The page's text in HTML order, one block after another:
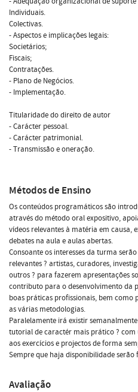
Individuais.
Colectivas.
- Aspectos e implicações legais:
Societários;
Fiscais;
Contratações.
- Plano de Negócios.
- Implementação.
Titularidade do direito de autor
- Carácter pessoal.
- Carácter patrimonial.
- Transmissão e oneração.
Métodos de Ensino
Os conteúdos programáticos são
através do método oral expositivo,
vídeos relevantes à matéria em causa,
debates na aula e aulas abertas.
Consoante os interesses da turma
relevantes ? artistas, curadores,
outros ? para fazerem apresentações
contributo para o desenvolvimento da
boas práticas profissionais, bem
as várias metodologias.
Paralelamente irá existir
tutorial de caractér mais prático ?
aos exercícios e projectos de forma
Sempre que haja disponibilidade serão
Avaliação